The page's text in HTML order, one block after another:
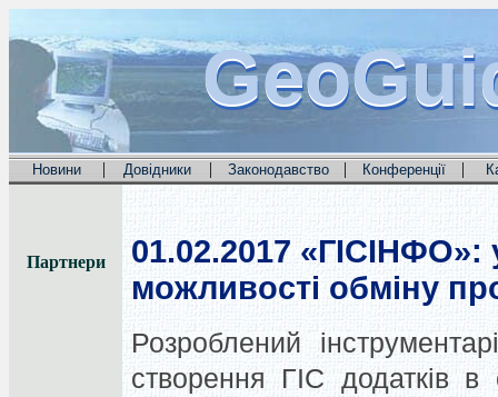
Новини | Довідники | Законодавство | Конференції |
Партнери 01.02.2017 «ГІСІНФО»:
можливості обміну
Розроблений
створення ГІС додатків